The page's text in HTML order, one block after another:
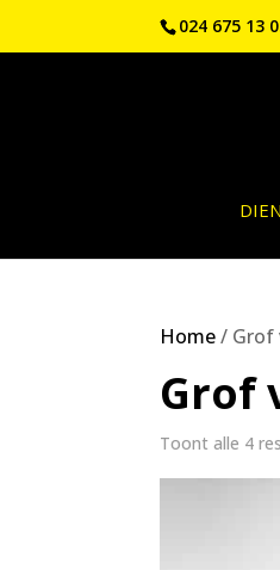
024 675 13
Home/ Grof
Grof
Toont alle 4